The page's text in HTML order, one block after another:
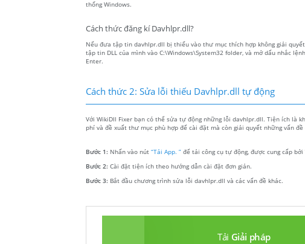
thống Windows.
Cách thức đăng kí Davhlpr.dll?
Nếu đưa tập tin davhlpr.dll bị thiếu vào thư mục thích hợp không giải
tập tin DLL của mình vào C:\Windows\System32 folder, và mở dấu nhắc
Enter.
Cách thức 2: Sửa lỗi thiếu Davhlpr.dll tự động
Với WikiDll Fixer bạn có thể sửa tự động những lỗi davhlpr.dll. Tiện ích là
phí và đề xuất thư mục phù hợp để cài đặt mà còn giải quyết những vấn
Bước 1: Nhấn vào nút “Tải App. ” để tải công cụ tự động, được cung cấp bởi
Bước 2: Cài đặt tiện ích theo hướng dẫn cài đặt đơn giản.
Bước 3: Bắt đầu chương trình sửa lỗi davhlpr.dll và các vấn đề khác.
Tải Giải pháp